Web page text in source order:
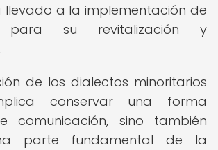
llevado a la implementación de
para su revitalización y
de los dialectos minoritarios
conservar una forma
comunicación, sino también
parte fundamental de la